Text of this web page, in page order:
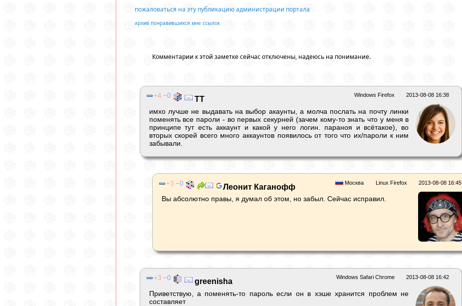
пожаловаться на эту публикацию администрации портала
архив понравившихся мне ссылок
Комментарии к этой заметке сейчас отключены, надеюсь на понимание.
2013-08-08 16:38
Windows Firefox
4 0 ТТ
имхо лучше не выдавать на выбор акаунты, а молча послать на почту линки
поменять все пароли - во первых секурней (зачем кому-то знать что у меня в
принципе тут есть аккаунт и какой у него логин. параноя и всётакое), во
вторых скорей всего много аккаунтов появилось от того что их/пароли к ним
забывали.
2013-08-08 16:45
Linux Firefox
Москва
3 0 Леонит Каганофф
Вы абсолютно правы, я думал об этом, но забыл. Сейчас исправил.
2013-08-08 16:42
Windows Safari Chrome
3 0 greenisha
Приветствую, а поменять-то пароль если он в хэше хранится проблем не
составляет